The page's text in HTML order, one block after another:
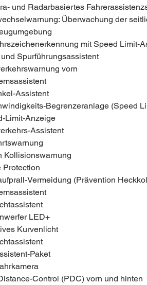
und Radarbasiertes
Überwachung der
mit Speed Limit-
Spurführungsassistent
vorn
Assistent
Begrenzeranlage (Speed
Limit-Anzeige
Assistent
Kollisionswarnung
Protection
Vermeidung (Prävention
LED+
Kurvenlicht
Paket
Control (PDC) vorn und hinten